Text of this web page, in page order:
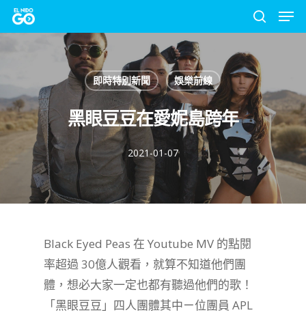
Skip
to
search
即時特別新聞 娛樂前線
黑眼豆豆在愛妮島跨年
2021-01-07
Black Eyed Peas 在 Youtube MV 的點閱
率超過 30億人觀看，就算不知道他們團
體，想必大家一定也都有聽過他們的歌！
「黑眼豆豆」四人團體其中ㄧ位團員 APL